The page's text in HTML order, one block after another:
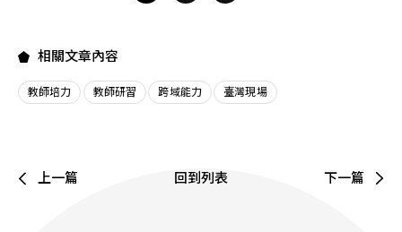
相關文章內容
教師培力 教師研習 跨域能力 臺灣現場
上一篇 回到列表 下一篇